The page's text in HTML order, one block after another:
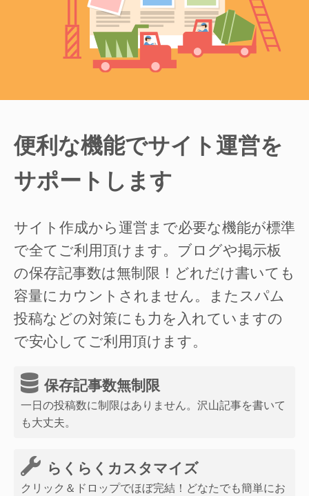
便利な機能でサイト運営を
サポートします
サイト作成から運営まで必要な機能が標準
で全てご利用頂けます。ブログや掲示板
の保存記事数は無制限！どれだけ書いても
容量にカウントされません。またスパム
投稿などの対策にも力を入れていますの
で安心してご利用頂けます。
保存記事数無制限
一日の投稿数に制限はありません。沢山記事を書いて
も大丈夫。
らくらくカスタマイズ
クリック＆ドロップでほぼ完結！どなたでも簡単にお